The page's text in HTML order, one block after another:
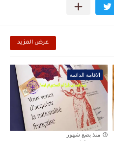
عرض المزيد
الاقامة الدائمة
منذ بضع شهور